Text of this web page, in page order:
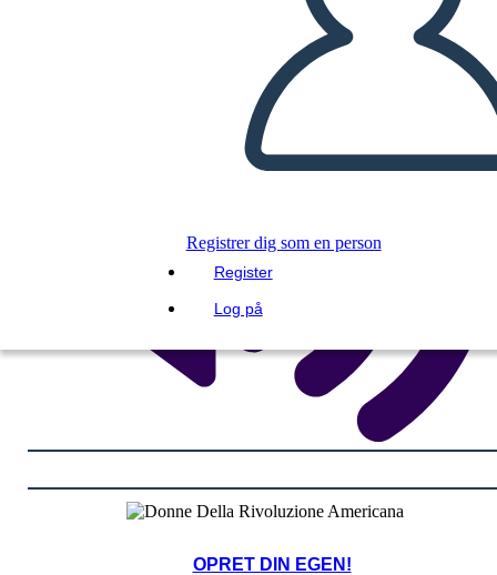
Registrer dig som en person
Register
Log på
OPRET DIN EGEN!